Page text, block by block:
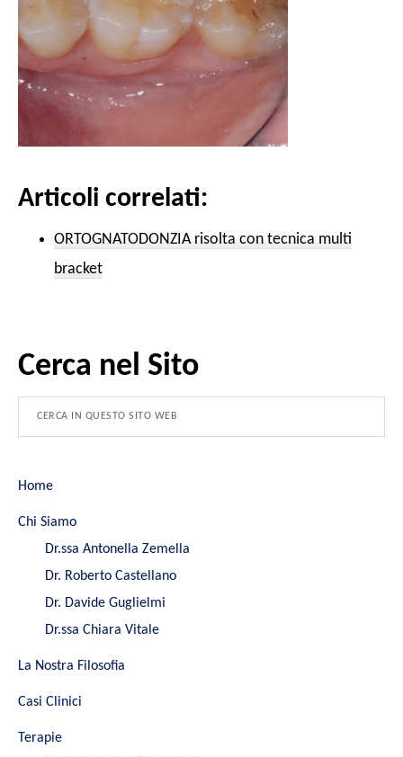
Articoli correlati:
ORTOGNATODONZIA risolta con tecnica multi
bracket
Cerca nel Sito
Home
Chi Siamo
Dr.ssa Antonella Zemella
Dr. Roberto Castellano
Dr. Davide Guglielmi
Dr.ssa Chiara Vitale
La Nostra Filosofia
Casi Clinici
Terapie